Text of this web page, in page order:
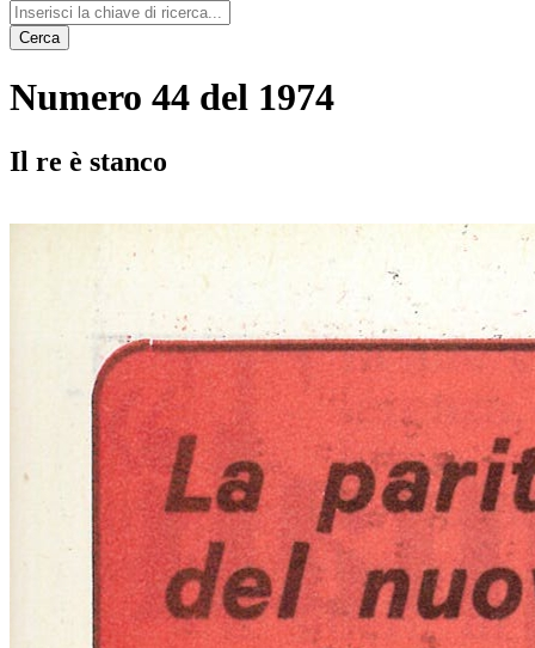
Cerca
Numero 44 del 1974
Il re è stanco